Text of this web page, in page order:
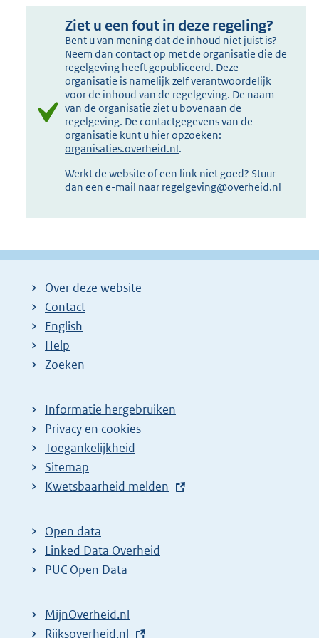
Ziet u een fout in deze regeling?
Bent u van mening dat de inhoud niet juist is?
Neem dan contact op met de organisatie die de
regelgeving heeft gepubliceerd. Deze
organisatie is namelijk zelf verantwoordelijk
voor de inhoud van de regelgeving. De naam
van de organisatie ziet u bovenaan de
regelgeving. De contactgegevens van de
organisatie kunt u hier opzoeken:
organisaties.overheid.nl.
Werkt de website of een link niet goed? Stuur
dan een e-mail naar regelgeving@overheid.nl
Over deze website
Contact
English
Help
Zoeken
Informatie hergebruiken
Privacy en cookies
Toegankelijkheid
Sitemap
E
t
e
r
l
Kwetsbaarheid melden
Open data
Linked Data Overheid
PUC Open Data
MijnOverheid.nl
E
Rijksoverheid.nl